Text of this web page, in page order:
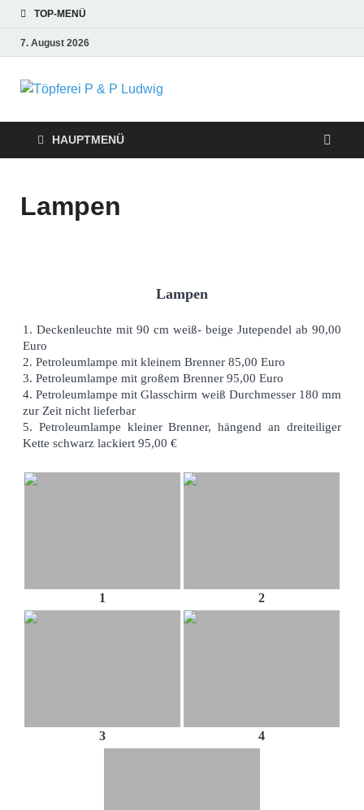
TOP-MENÜ
7. August 2026
HAUPTMENÜ
Lampen
Lampen
1. Deckenleuchte mit 90 cm weiß- beige Jutependel ab 90,00
Euro
2. Petroleumlampe mit kleinem Brenner 85,00 Euro
3. Petroleumlampe mit großem Brenner 95,00 Euro
4. Petroleumlampe mit Glasschirm weiß Durchmesser 180 mm
zur Zeit nicht lieferbar
5. Petroleumlampe kleiner Brenner, hängend an dreiteiliger
Kette schwarz lackiert 95,00 €
1 2
3 4